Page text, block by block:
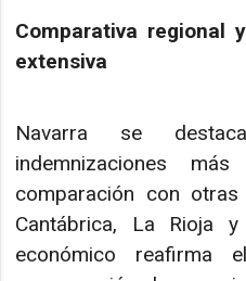
Comparativa regional
extensiva
Navarra se
indemnizaciones
comparación con
Cantábrica, La Rioja
económico reafirma